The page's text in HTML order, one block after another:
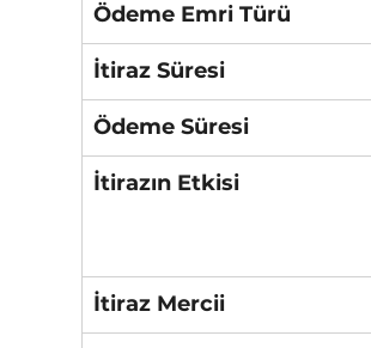
Ödeme Emri Türü
İtiraz Süresi
Ödeme Süresi
İtirazın Etkisi
İtiraz Mercii